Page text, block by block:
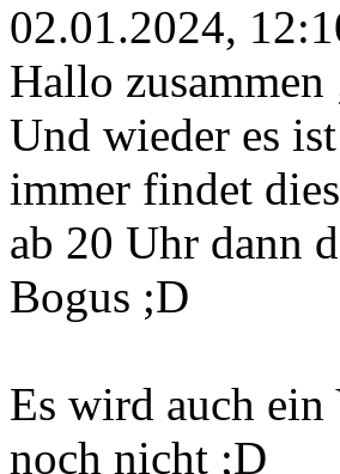
02.01.2024,
Hallo zusammen
Und wieder es
immer findet
ab 20 Uhr dann
Bogus ;D
Es wird auch ein
noch nicht ;D